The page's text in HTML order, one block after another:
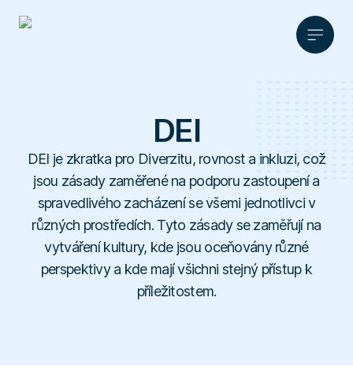
Anonymní zpětná vazba
Etická
linka
AI asistent
Správa podnětů
Dotazníkové šetření
Data a přehledy
Legal a compliance
Školy
Sportovní kluby
Ceník
Partnerství
Partnerství
Affiliate program
Materiály
Blog
Ke stažení
FaceUp
Kontakt
Cs
DEI
DEI je zkratka pro Diverzitu, rovnost a inkluzi, což
jsou zásady zaměřené na podporu zastoupení a
spravedlivého zacházení se všemi jednotlivci v
různých prostředích. Tyto zásady se zaměřují na
vytváření kultury, kde jsou oceňovány různé
perspektivy a kde mají všichni stejný přístup k
příležitostem.